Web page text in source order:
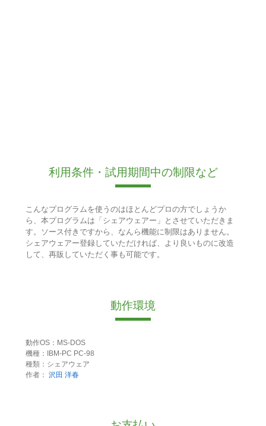
利用条件・試用期間中の制限など
こんなプログラムを使うのはほとんどプロの方でしょうか
ら、本プログラムは「シェアウェアー」とさせていただきま
す。ソース付きですから、なんら機能に制限はありません。
シェアウェアー登録していただければ、より良いものに改造
して、再販していただく事も可能です。
動作環境
動作OS：MS-DOS
機種：IBM-PC PC-98
種類：シェアウェア
作者： 沢田 洋春